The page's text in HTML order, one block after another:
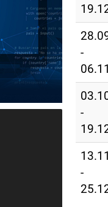
-
-
-